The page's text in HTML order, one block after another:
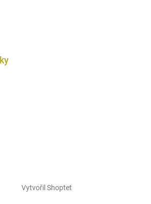
Vytvořil Shoptet